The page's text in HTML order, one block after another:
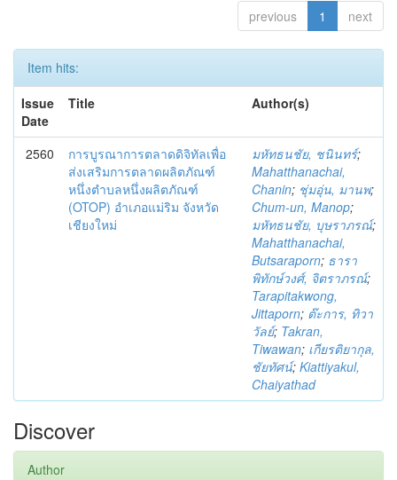
previous 1 next
Item hits:
Issue
Date
Title Author(s)
2560
การบูรณาการตลาดดิจิทัลเพื่อ
ส่งเสริมการตลาดผลิตภัณฑ์
หนึ่งตำบลหนึ่งผลิตภัณฑ์
(OTOP) อำเภอแม่ริม จังหวัด
เชียงใหม่
มหัทธนชัย, ชนินทร์;
Mahatthanachai,
Chanin; ชุ่มอุ่น, มานพ;
Chum-un, Manop;
มหัทธนชัย, บุษราภรณ์;
Mahatthanachai,
Butsaraporn; ธารา
พิทักษ์วงศ์, จิตราภรณ์;
Tarapitakwong,
Jittaporn; ต๊ะการ, ทิวา
วัลย์; Takran,
Tiwawan; เกียรติยากุล,
ชัยทัศน์; Kiattiyakul,
Chaiyathad
Discover
Author